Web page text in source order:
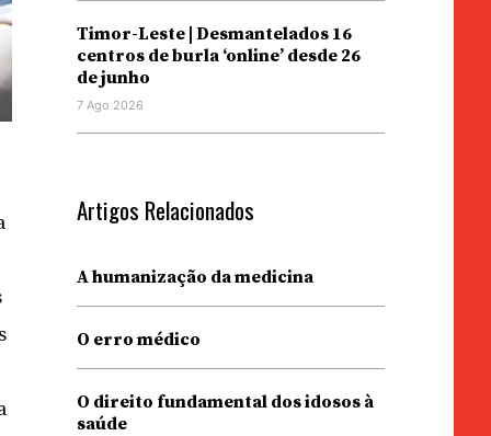
Timor-Leste | Desmantelados 16
centros de burla ‘online’ desde 26
de junho
7 Ago 2026
Artigos Relacionados
A humanização da medicina
O erro médico
O direito fundamental dos idosos à
saúde